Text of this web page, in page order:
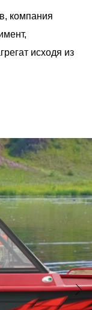
компания
исходя из